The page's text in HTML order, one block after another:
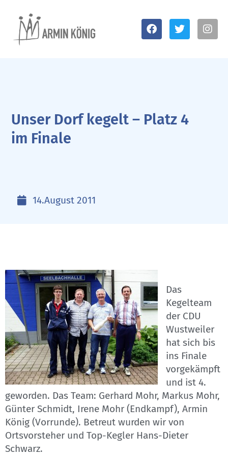
Unser Dorf kegelt – Platz 4
im Finale
14.August 2011
Das
Kegelteam
der CDU
Wustweiler
hat sich bis
ins Finale
vorgekämpft
und ist 4.
geworden. Das Team: Gerhard Mohr, Markus Mohr,
Günter Schmidt, Irene Mohr (Endkampf), Armin
König (Vorrunde). Betreut wurden wir von
Ortsvorsteher und Top-Kegler Hans-Dieter
Schwarz.